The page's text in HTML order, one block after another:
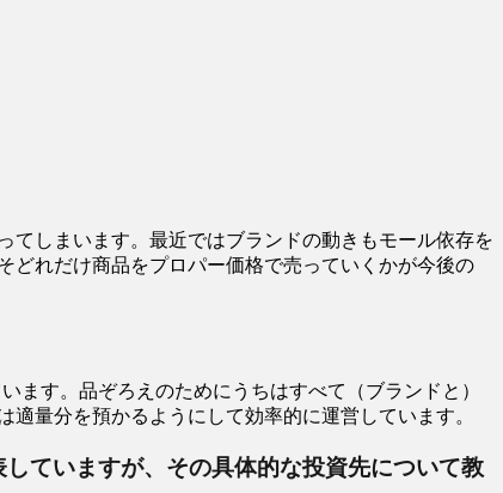
てしまいます。最近ではブランドの動きもモール依存を
どれだけ商品をプロパー価格で売っていくかが今後の
ます。品ぞろえのためにうちはすべて（ブランドと）
量分を預かるようにして効率的に運営しています。
ていますが、その具体的な投資先について教